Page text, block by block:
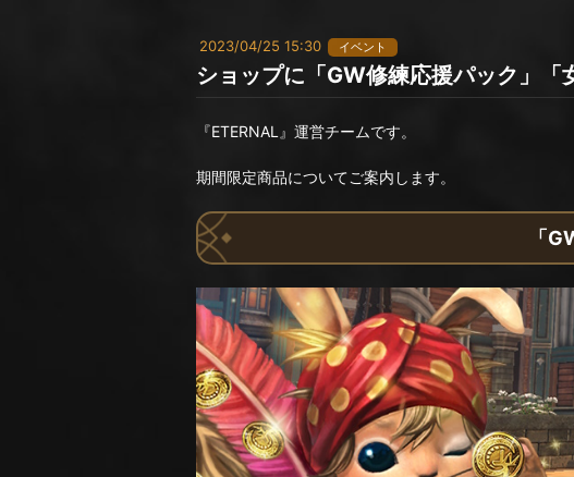
2023/04/25 15:30 イベント
ショップに「GW修練応援パック」「
『ETERNAL』運営チームです。
期間限定商品についてご案内します。
「